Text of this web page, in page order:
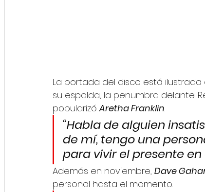
La portada del disco está ilustrada
su espalda, la penumbra delante.
popularizó Aretha Franklin.
“Habla de alguien
de mí, tengo una
para vivir el presente
Además en noviembre, Dave
personal hasta el momento.